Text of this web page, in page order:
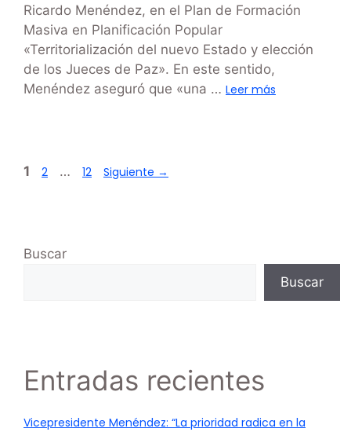
Ricardo Menéndez, en el Plan de Formación
Masiva en Planificación Popular
«Territorialización del nuevo Estado y elección
de los Jueces de Paz». En este sentido,
Menéndez aseguró que «una … Leer más
1 2 … 12 Siguiente →
Buscar
Buscar
Entradas recientes
Vicepresidente Menéndez: “La prioridad radica en la